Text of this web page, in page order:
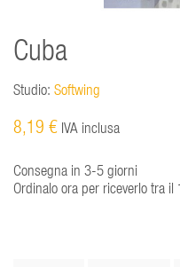
Cuba
Studio: Softwing
8,19 € IVA inclusa
Consegna in 3-5 giorni
Ordinalo ora per riceverlo tra